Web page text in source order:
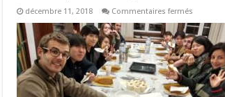
décembre 11, 2018 Commentaires ferméssur
du
Portugal
au